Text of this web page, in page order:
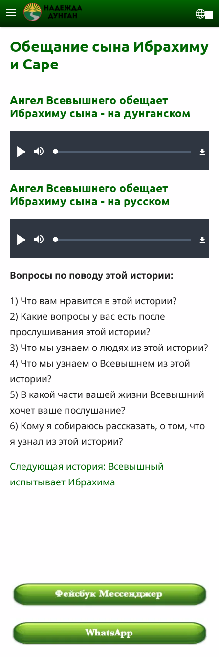
Перейти к основному содержанию
Обещание сына Ибрахиму
и Саре
Проиграть
Без Loaded:
Ангел Всевышнего обещает
Ибрахиму сына - на дунганском
Проиграть
Без Loaded:
Ангел Всевышнего обещает
Ибрахиму сына - на русском
Вопросы по поводу этой истории:
1) Что вам нравится в этой истории?
2) Какие вопросы у вас есть после
прослушивания этой истории?
3) Что мы узнаем о людях из этой истории?
4) Что мы узнаем о Всевышнем из этой
истории?
5) В какой части вашей жизни Всевышний
хочет ваше послушание?
6) Кому я собираюсь рассказать, о том, что
я узнал из этой истории?
Следующая история: Всевышный
испытывает Ибрахима